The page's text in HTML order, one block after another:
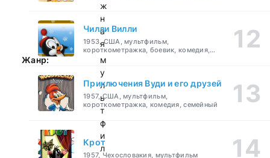
ж
н
а
я
Жанр:
м
у
л
ь
т
ф
и
л
Чилли Вилли
1953, США, мультфильм,
короткометражка, боевик, комедия,
приключения, семейный
Приключения Вуди и его друзей
1957, США, мультфильм,
короткометражка, комедия, семейный
Крот
1957, Чехословакия, мультфильм